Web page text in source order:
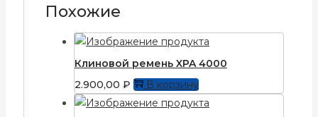
Похожие
Клиновой ремень XPA 4000
2.900,00 ₽ В корзину